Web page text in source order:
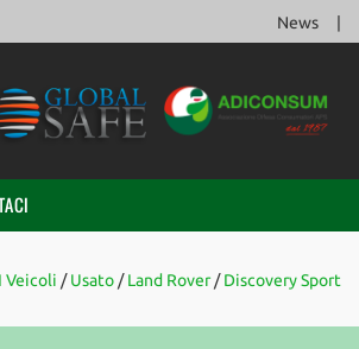
News
Veicoli /Usato /Land Rover/Discovery Sport